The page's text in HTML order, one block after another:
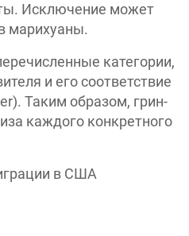
Исключение может
марихуаны.
категории,
и его соответствие
Таким образом, грин-
каждого конкретного